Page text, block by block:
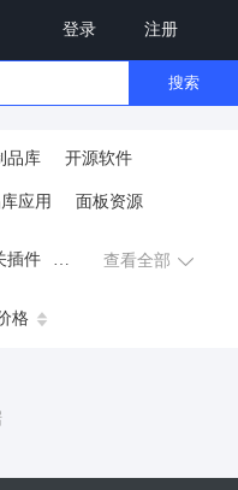
登录 注册
搜索
品库 开源软件
应用 面板资源
插件 查看全部
格